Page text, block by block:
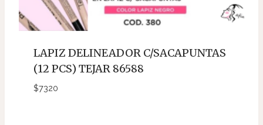
LAPIZ DELINEADOR C/SACAPUNTAS
(12 PCS) TEJAR 86588
$7320